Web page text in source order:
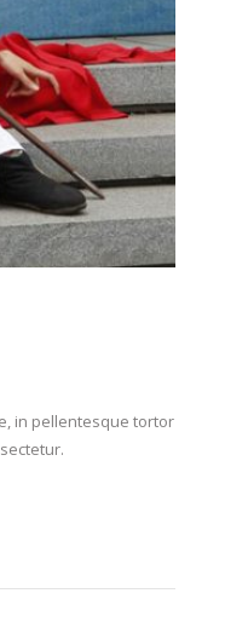
in pellentesque tortor